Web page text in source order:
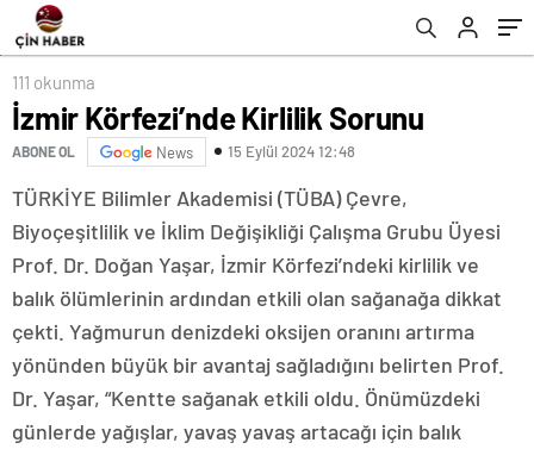
111 okunma
İzmir Körfezi’nde Kirlilik Sorunu
ABONE OL News 15 Eylül 2024 12:48
TÜRKİYE Bilimler Akademisi (TÜBA) Çevre,
Biyoçeşitlilik ve İklim Değişikliği Çalışma Grubu Üyesi
Prof. Dr. Doğan Yaşar, İzmir Körfezi’ndeki kirlilik ve
balık ölümlerinin ardından etkili olan sağanağa dikkat
çekti. Yağmurun denizdeki oksijen oranını artırma
yönünden büyük bir avantaj sağladığını belirten Prof.
Dr. Yaşar, “Kentte sağanak etkili oldu. Önümüzdeki
günlerde yağışlar, yavaş yavaş artacağı için balık